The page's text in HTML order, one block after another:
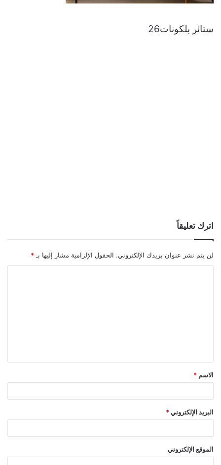
ستائر بلكونات26
اترك تعليقاً
لن يتم نشر عنوان بريدك الإلكتروني. الحقول الإلزامية مشار إليها بـ *
ق
*
الاسم *
البريد الإلكتروني *
الموقع الإلكتروني